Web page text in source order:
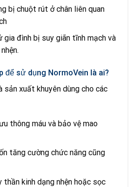
bị chuột rút ở chân liên quan
gia đình bị suy giãn tĩnh mạch và
sử dụng NormoVein là ai?
sản xuất khuyên dùng cho các
thông máu và bảo vệ mao
tăng cường chức năng cũng
kinh dạng nhện hoặc sọc